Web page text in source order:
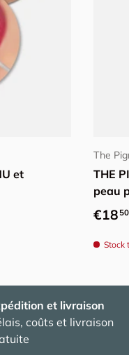
et
The
THE
peau
Prix
€18 50
Stock
et livraison
coûts et livraison